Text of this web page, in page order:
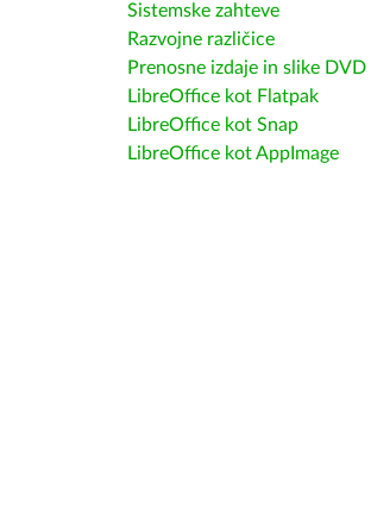
Sistemske zahteve
Razvojne različice
Prenosne izdaje in slike DVD
LibreOffice kot Flatpak
LibreOffice kot Snap
LibreOffice kot AppImage